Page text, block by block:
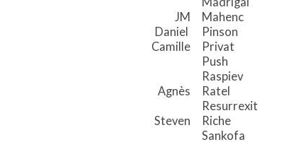
JM
Mahenc
Daniel
Pinson
Camille
Privat
Push
Raspiev
Agnès
Ratel
Resurrexit
Steven
Riche
Sankofa